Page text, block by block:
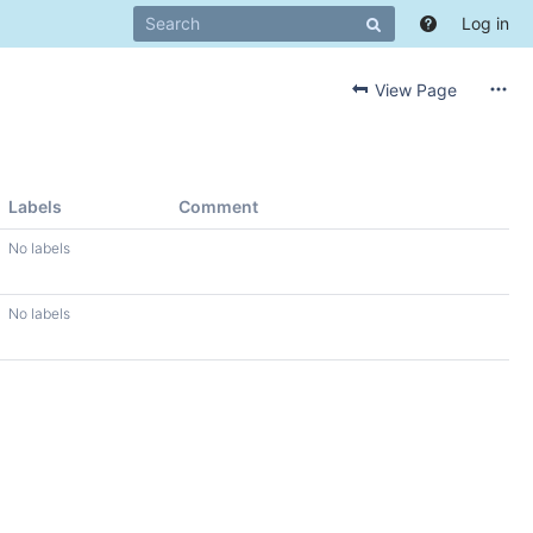
Log in
View Page
Labels Comment
No labels
No labels